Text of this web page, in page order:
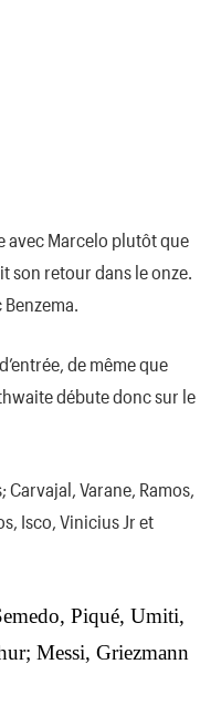
avec Marcelo plutôt que
son retour dans le onze.
de même que
débute donc sur le
Carvajal, Varane, Ramos,
Isco, Vinicius Jr et
Piqué, Umiti,
Messi, Griezmann